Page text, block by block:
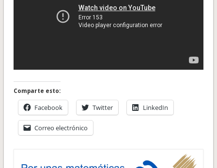
Comparte esto:
Facebook Twitter LinkedIn
Correo electrónico